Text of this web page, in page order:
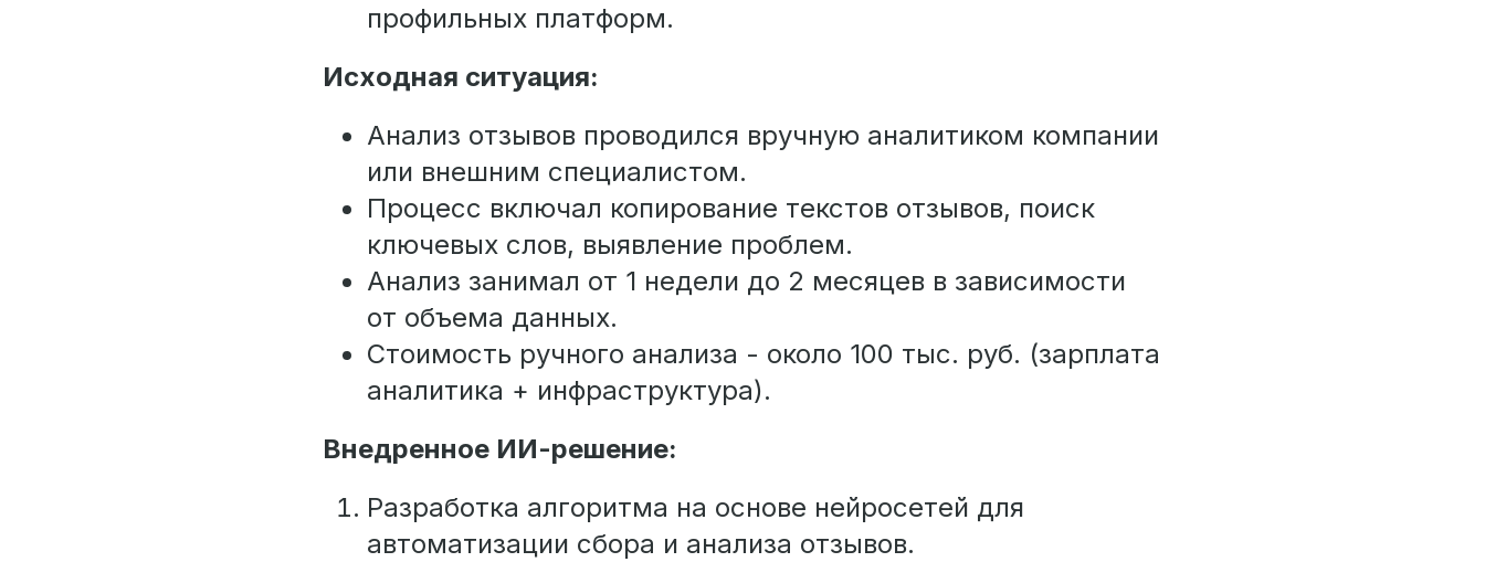
профильных платформ.
Исходная ситуация:
Анализ отзывов проводился вручную аналитиком компании
или внешним специалистом.
Процесс включал копирование текстов отзывов, поиск
ключевых слов, выявление проблем.
Анализ занимал от 1 недели до 2 месяцев в зависимости
от объема данных.
Стоимость ручного анализа - около 100 тыс. руб. (зарплата
аналитика + инфраструктура).
Внедренное ИИ-решение:
Разработка алгоритма на основе нейросетей для
автоматизации сбора и анализа отзывов.